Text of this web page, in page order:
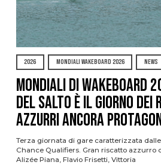
2026 MONDIALI WAKEBOARD 2026 NEWS
Mondiali di Wakeboard
del Salto è il giorno dei
azzurri ancora
Terza giornata di gare caratterizzata
Chance Qualifiers. Gran riscatto azzurro
Alizée Piana, Flavio Frisetti, Vittoria